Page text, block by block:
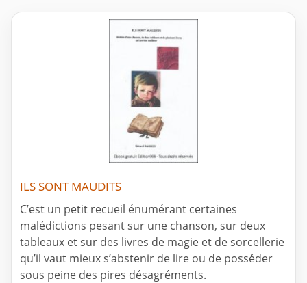
ILS SONT MAUDITS
C’est un petit recueil énumérant certaines
malédictions pesant sur une chanson, sur deux
tableaux et sur des livres de magie et de sorcellerie
qu’il vaut mieux s’abstenir de lire ou de posséder
sous peine des pires désagréments.